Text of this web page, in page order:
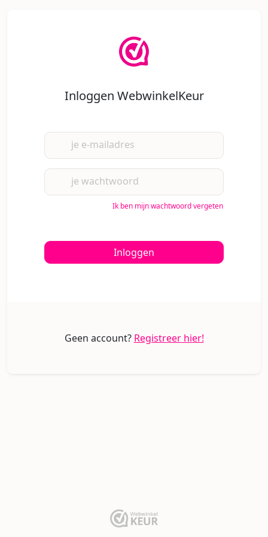
Inloggen WebwinkelKeur
je e-mailadres
je wachtwoord
Ik ben mijn wachtwoord vergeten
Inloggen
Geen account? Registreer hier!